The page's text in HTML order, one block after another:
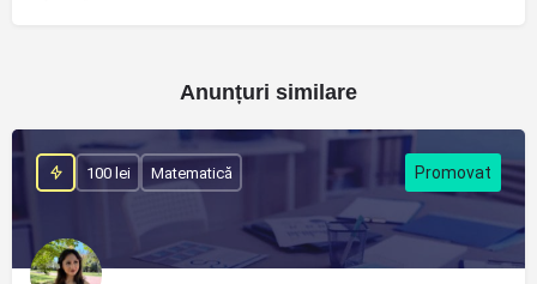
Anunțuri similare
100 lei Matematică